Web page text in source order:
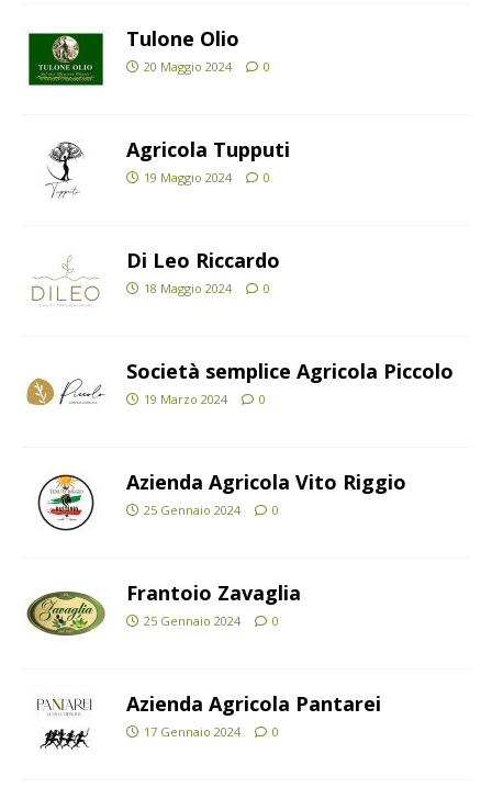
Tulone Olio
20 Maggio 2024 0
Agricola Tupputi
19 Maggio 2024 0
Di Leo Riccardo
18 Maggio 2024 0
Società semplice Agricola Piccolo
19 Marzo 2024 0
Azienda Agricola Vito Riggio
25 Gennaio 2024 0
Frantoio Zavaglia
25 Gennaio 2024 0
Azienda Agricola Pantarei
17 Gennaio 2024 0